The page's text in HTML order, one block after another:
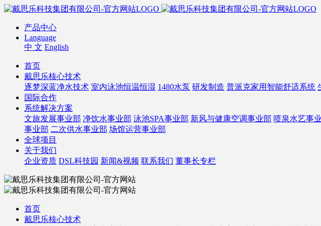
产品中心
Language
中 文 English
首页
戴思乐核心技术
逐梦深蓝净水技术 室内泳池恒温恒湿 1480水泵 研发制造 普派克家用智能舒适系统
国际合作
系统解决方案
文旅发展事业部 净饮水事业部 泳池SPA事业部 新风与健康空调事业部 喷泉水艺事
事业部 二次供水事业部 场馆运营事业部
全球项目
关于我们
企业资质 DSL科技园 新闻&视频 联系我们 董事长专栏
首页
戴思乐核心技术